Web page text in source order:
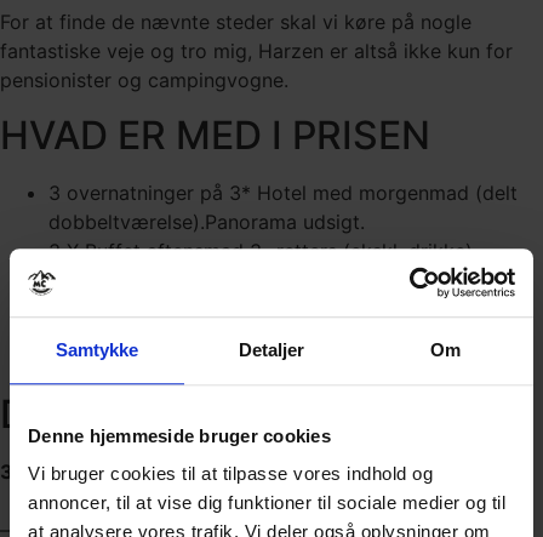
Samtykke Detaljer Om
Denne hjemmeside bruger cookies
Vi bruger cookies til at tilpasse vores indhold og
annoncer, til at vise dig funktioner til sociale medier og til
at analysere vores trafik. Vi deler også oplysninger om
For at finde de nævnte steder skal vi køre på nogle
fantastiske veje og tro mig, Harzen er altså ikke kun for
pensionister og campingvogne.
HVAD ER MED I PRISEN
3 overnatninger på 3* Hotel med morgenmad (delt
dobbeltværelse).Panorama udsigt.
3 X Buffet aftensmad 3- retters (ekskl. drikke)
Fri afbenyttelse af indendørs swimmingpool.
Gratis parkering på hotellet, i kælder.
Mulighed for vask af motorcykel.
DATOER
3. maj – 6. maj 2024
– sidste tilmelding er 30 dage før afrejse.